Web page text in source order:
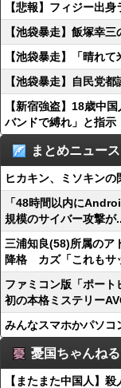
【悲報】フィジー出
【池袋暴走】飯塚幸
【池袋暴走】「晴れ
【池袋暴走】自民党
【新宿強盗】18歳中
バンドで縛れ」と指示
まとめニュー
ヒカキン、ミソキンの
「48時間以内に
規模のサイバー攻撃が
三浦知良(58)所属のア
降格 カズ「これもサ
ファミコン版「ポー
初の本格ミステリー
みんなスマホかパソコ
憂国ちゃんねる
【またまた中国人】